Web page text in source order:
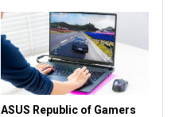
ASUS Republic of Gamers